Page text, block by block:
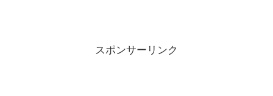
スポンサーリンク